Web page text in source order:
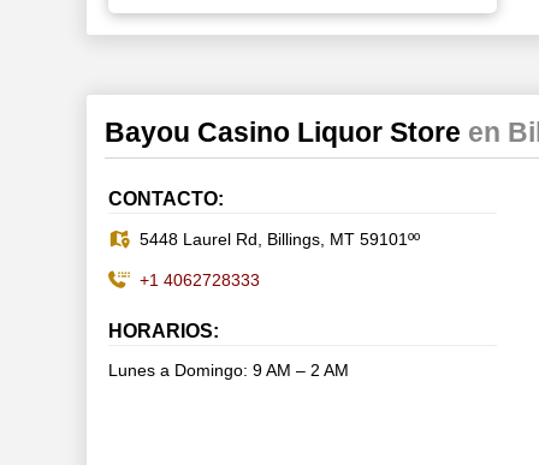
Bayou Casino Liquor Store en
CONTACTO:
5448 Laurel Rd, Billings, MT 59101ºº
+1 4062728333
HORARIOS:
Lunes a Domingo: 9 AM – 2 AM